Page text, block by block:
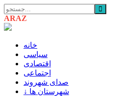
ARAZ
خانه
سیاسی
اقتصادی
اجتماعی
صدای شهروند
↓ شهرستان ها